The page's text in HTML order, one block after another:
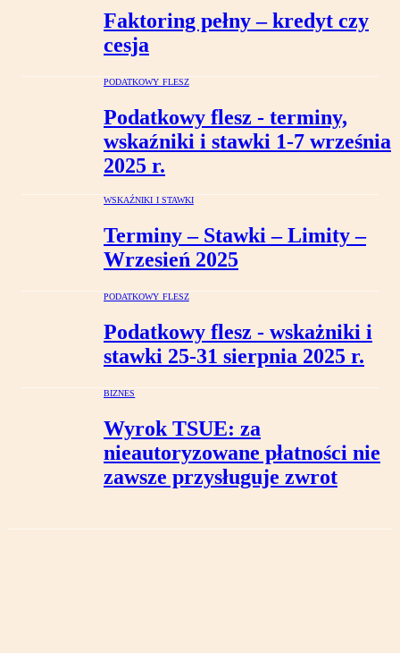
Faktoring pełny – kredyt czy
cesja
PODATKOWY FLESZ
Podatkowy flesz - terminy,
wskaźniki i stawki 1-7 września
2025 r.
WSKAŹNIKI I STAWKI
Terminy – Stawki – Limity –
Wrzesień 2025
PODATKOWY FLESZ
Podatkowy flesz - wskażniki i
stawki 25-31 sierpnia 2025 r.
BIZNES
Wyrok TSUE: za
nieautoryzowane płatności nie
zawsze przysługuje zwrot